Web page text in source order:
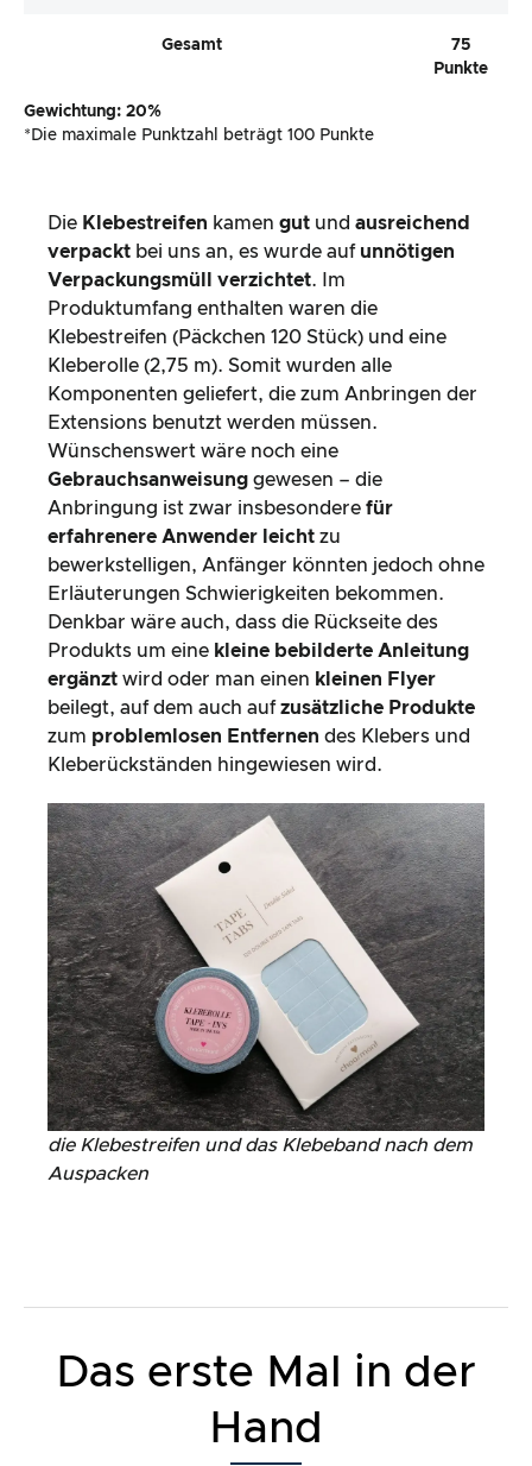
Gesamt
75
Punkte
Gewichtung: 20%
*Die maximale Punktzahl beträgt 100 Punkte
Die Klebestreifen kamen gut und ausreichend
verpackt bei uns an, es wurde auf unnötigen
Verpackungsmüll verzichtet. Im
Produktumfang enthalten waren die
Klebestreifen (Päckchen 120 Stück) und eine
Kleberolle (2,75 m). Somit wurden alle
Komponenten geliefert, die zum Anbringen der
Extensions benutzt werden müssen.
Wünschenswert wäre noch eine
Gebrauchsanweisung gewesen – die
Anbringung ist zwar insbesondere für
erfahrenere Anwender leicht zu
bewerkstelligen, Anfänger könnten jedoch ohne
Erläuterungen Schwierigkeiten bekommen.
Denkbar wäre auch, dass die Rückseite des
Produkts um eine kleine bebilderte Anleitung
ergänzt wird oder man einen kleinen Flyer
beilegt, auf dem auch aufzusätzliche Produkte
zum problemlosen Entfernen des Klebers und
Kleberückständen hingewiesen wird.
die Klebestreifen und das Klebeband nach dem
Auspacken
Das erste Mal in der
Hand